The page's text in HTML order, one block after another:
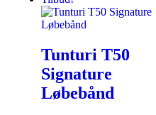
Tunturi T50
Signature
Løbebånd